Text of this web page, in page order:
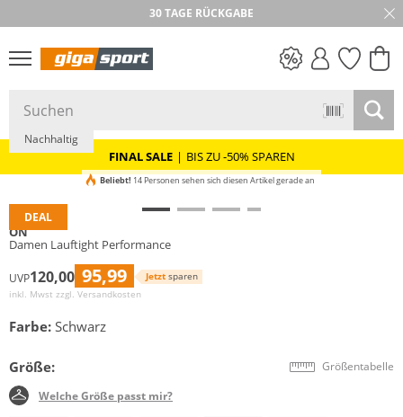
30 TAGE RÜCKGABE
PREIS & WERT
FINAL SALE | BIS ZU -50% SPAREN
DEAL
Nachhaltig
Beliebt! 14 Personen sehen sich diesen Artikel gerade an
ON
Damen Lauftight Performance
UVP120,00 95,99 Jetzt sparen
inkl. Mwst zzgl. Versandkosten
Farbe: Schwarz
Größe: Größentabelle
Welche Größe passt mir?